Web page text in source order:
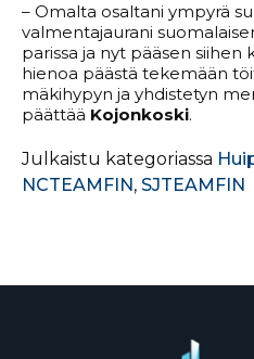
– Omalta osaltani ympyrä
valmentajaurani
parissa ja nyt pääsen siihen
hienoa päästä tekemään
mäkihypyn ja yhdistetyn
päättää Kojonkoski.
Julkaistu kategoriassa
NCTEAMFIN , SJTEAMFIN